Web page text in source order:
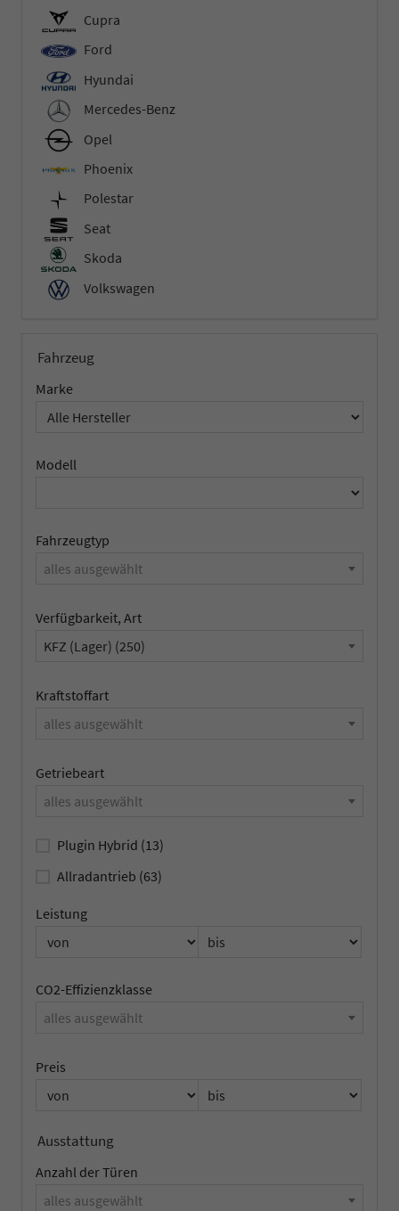
Cupra
Ford
Hyundai
Mercedes-Benz
Opel
Phoenix
Polestar
Seat
Skoda
Volkswagen
Fahrzeug
Marke
Modell
Fahrzeugtyp
alles ausgewählt
Verfügbarkeit, Art
KFZ (Lager) (250)
Kraftstoffart
alles ausgewählt
Getriebeart
alles ausgewählt
Plugin Hybrid (13)
Allradantrieb (63)
Leistung
CO2-Effizienzklasse
alles ausgewählt
Preis
Ausstattung
Anzahl der Türen
alles ausgewählt